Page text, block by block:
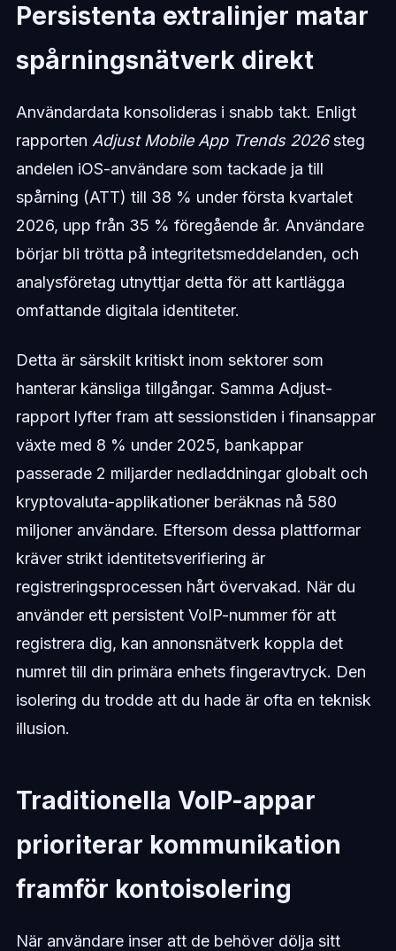
Persistenta extralinjer matar
spårningsnätverk direkt
Användardata konsolideras i snabb takt. Enligt
rapporten Adjust Mobile App Trends 2026steg
andelen iOS-användare som tackade ja till
spårning (ATT) till 38 % under första kvartalet
2026, upp från 35 % föregående år. Användare
börjar bli trötta på integritetsmeddelanden, och
analysföretag utnyttjar detta för att kartlägga
omfattande digitala identiteter.
Detta är särskilt kritiskt inom sektorer som
hanterar känsliga tillgångar. Samma Adjust-
rapport lyfter fram att sessionstiden i finansappar
växte med 8 % under 2025, bankappar
passerade 2 miljarder nedladdningar globalt och
kryptovaluta-applikationer beräknas nå 580
miljoner användare. Eftersom dessa plattformar
kräver strikt identitetsverifiering är
registreringsprocessen hårt övervakad. När du
använder ett persistent VoIP-nummer för att
registrera dig, kan annonsnätverk koppla det
numret till din primära enhets fingeravtryck. Den
isolering du trodde att du hade är ofta en teknisk
illusion.
Traditionella VoIP-appar
prioriterar kommunikation
framför kontoisolering
När användare inser att de behöver dölja sitt